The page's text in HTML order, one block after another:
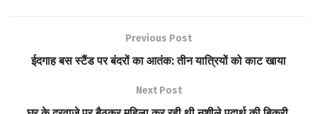
o
A
p
e
Previous Post
ईदगाह बस स्टैंड पर बंदरों का आतंक: तीन यात्रियों को काट खाया
Next Post